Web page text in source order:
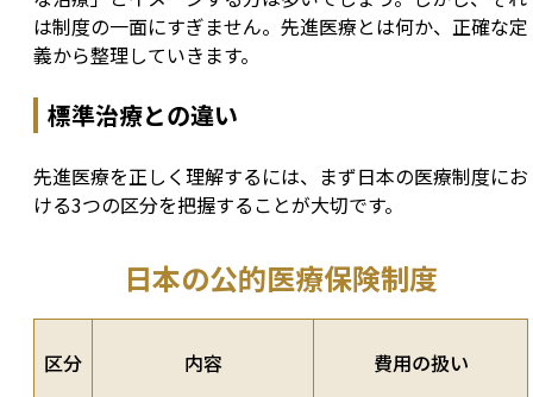
は制度の一面にすぎません。先進医療とは何か、正確な定
義から整理していきます。
標準治療との違い
先進医療を正しく理解するには、まず日本の医療制度にお
ける3つの区分を把握することが大切です。
区分 内容 費用の扱い
日本の公的医療保険制度